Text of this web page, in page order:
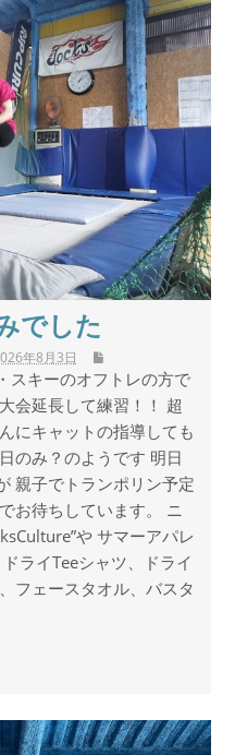
でした
年8月3日
スキーのオフトレの方で
会延長して練習！！ 超
にキャットの指導しても
のみ？のようです 明日
親子でトランポリン予定
お待ちしています。 ニ
や サマーアパレ
ライTeeシャツ、ドライ
フェースタオル、バスタ